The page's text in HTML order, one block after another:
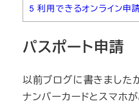
5 利用できるオンライン申
パスポート申請
以前ブログに書きました
ナンバーカードとスマホ